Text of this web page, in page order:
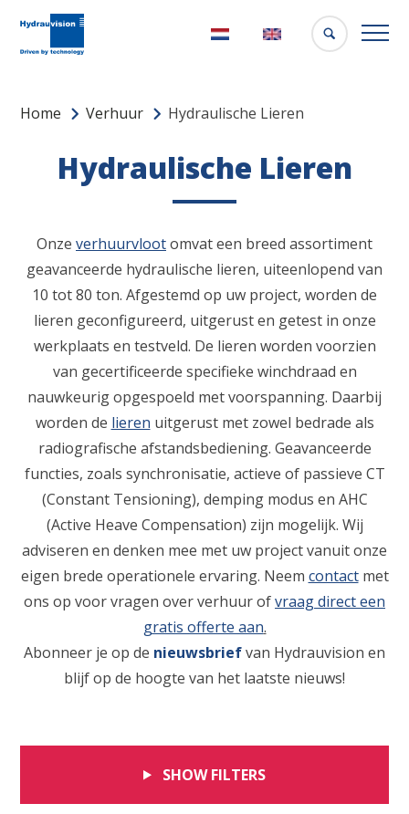
NederlandsEnglish
Home Verhuur Hydraulische Lieren
Hydraulische Lieren
Onze verhuurvlootomvat een breed assortiment
geavanceerde hydraulische lieren, uiteenlopend van
10 tot 80 ton. Afgestemd op uw project, worden de
lieren geconfigureerd, uitgerust en getest in onze
werkplaats en testveld. De lieren worden voorzien
van gecertificeerde specifieke winchdraad en
nauwkeurig opgespoeld met voorspanning. Daarbij
worden de lieren uitgerust met zowel bedrade als
radiografische afstandsbediening. Geavanceerde
functies, zoals synchronisatie, actieve of passieve CT
(Constant Tensioning), demping modus en AHC
(Active Heave Compensation) zijn mogelijk. Wij
adviseren en denken mee met uw project vanuit onze
eigen brede operationele ervaring. Neem contact met
ons op voor vragen over verhuur ofvraag direct een
gratis offerte aan.
Abonneer je op de nieuwsbriefvan Hydrauvision en
blijf op de hoogte van het laatste nieuws!
SHOW FILTERS